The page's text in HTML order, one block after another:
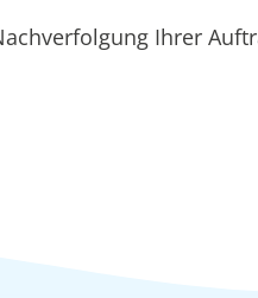
Ihrer